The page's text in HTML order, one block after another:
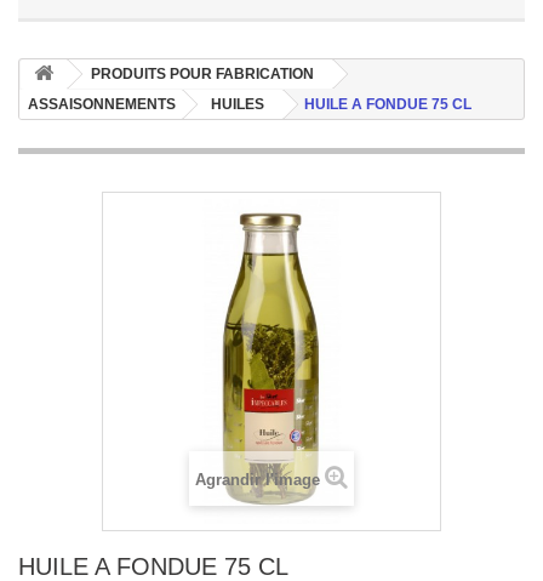
PRODUITS POUR FABRICATION
ASSAISONNEMENTS
HUILES HUILE A FONDUE 75 CL
Agrandir l'image
HUILE A FONDUE 75 CL